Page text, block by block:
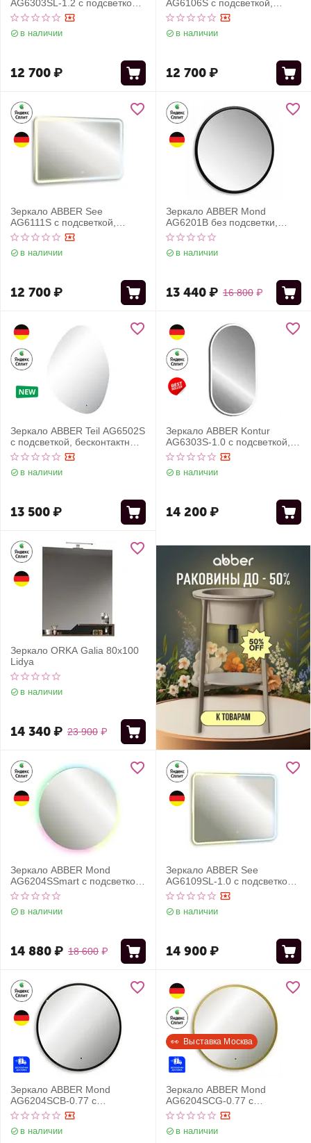
AG6303SL-1.2 с подсветкой,
сенсорный выключатель,
диммер
в наличии
12 700₽
AG6106S с подсветкой,
сенсорный выключатель,
диммер
в наличии
12 700₽
Зеркало ABBER See
AG6111S с подсветкой,
сенсорный выключатель,
диммер
в наличии
12 700₽
Зеркало ABBER Mond
AG6201B без подсветки,
металлическая рама, черный
в наличии
16 800 ₽
13 440₽
Зеркало ABBER Teil AG6502S
с подсветкой, бесконтактный
выключатель, диммер
в наличии
13 500₽
Зеркало ABBER Kontur
AG6303S-1.0 с подсветкой,
сенсорный выключатель,
диммер
в наличии
14 200₽
Зеркало ORKA Galia 80x100
Lidya
в наличии
23 900 ₽
14 340₽
Зеркало ABBER Mond
AG6204SSmart с подсветкой,
SMART-управление
в наличии
18 600 ₽
14 880₽
Зеркало ABBER See
AG6109SL-1.0 с подсветкой,
сенсорный выключатель,
диммер
в наличии
14 900₽
Зеркало ABBER Mond
AG6204SCB-0.77 с
подсветкой, бесконтактный
выключатель, диммер,
черный
в наличии
👀  Выставка Москва
Зеркало ABBER Mond
AG6204SCG-0.77 с
подсветкой, бесконтактный
выключатель, диммер,
золото
в наличии